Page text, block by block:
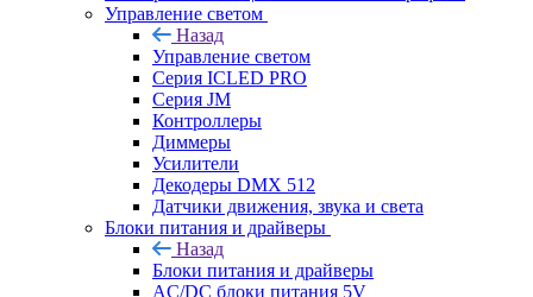
Управление светом
Назад
Управление светом
Серия ICLED PRO
Серия JM
Контроллеры
Диммеры
Усилители
Декодеры DMX 512
Датчики движения, звука и света
Блоки питания и драйверы
Назад
Блоки питания и драйверы
AC/DC блоки питания 5V